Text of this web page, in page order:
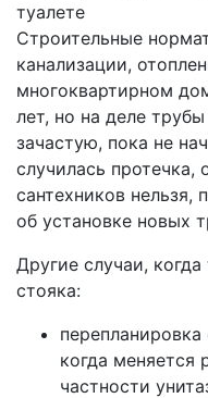
туалете
Строительные
канализации,
многоквартирном
лет, но на деле
зачастую, пока не
случилась протечка,
сантехников нельзя,
об установке новых
Другие случаи,
стояка:
когда меняется
частности